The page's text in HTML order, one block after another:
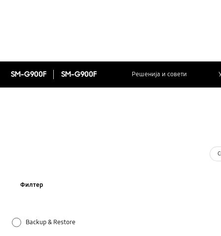
SM-G900F SM-G900F Решенија и совети
Филтер
Backup & Restore